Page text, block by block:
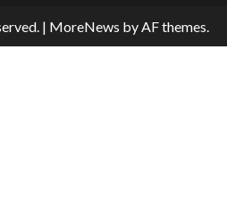
| MoreNews by AF themes.